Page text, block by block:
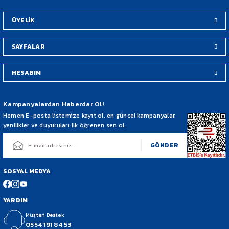
Bu ürüne benzer farklı alternatifler olmalı.
ÜYELİK
SAYFALAR
HESABIM
Kampanyalardan Haberdar Ol!
Hemen E-posta listemize kayıt ol, en güncel kampanyalar,
yenilikler ve duyuruları ilk öğrenen sen ol.
GÖNDER
SOSYAL MEDYA
YARDIM
Müşteri Destek
0554 191 84 53